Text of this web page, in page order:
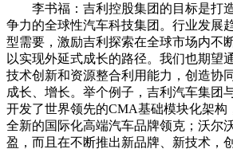
李书福：吉利控股集团的目标是打
争力的全球性汽车科技集团。行业发展
型需要，激励吉利探索在全球市场内不
以实现外延式成长的路径。我们也期望
技术创新和资源整合利用能力，创造协
成长、增长。举个例子，吉利汽车集团
开发了世界领先的CMA基础模块化架构
全新的国际化高端汽车品牌领克；沃尔
盈，而且在不断推出新品牌、新技术，